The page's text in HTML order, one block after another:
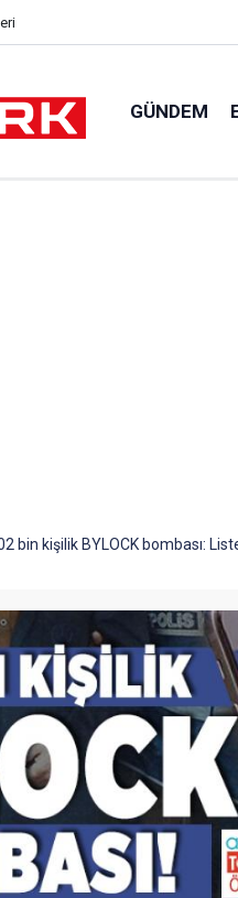
GÜNDEM
bin kişilik BYLOCK bombası: